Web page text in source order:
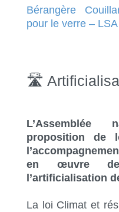
Bérangère
pour le verre – LSA
🛣
proposition de
en œuvre
l’artificialisation
La loi Climat et